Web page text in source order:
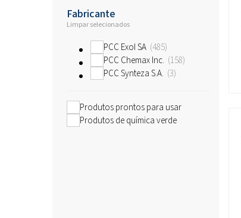
Fabricante
Limpar selecionados
PCC Exol SA 485
PCC Chemax Inc. 158
PCC Synteza S.A. 3
Produtos prontos para usar
Produtos de química verde